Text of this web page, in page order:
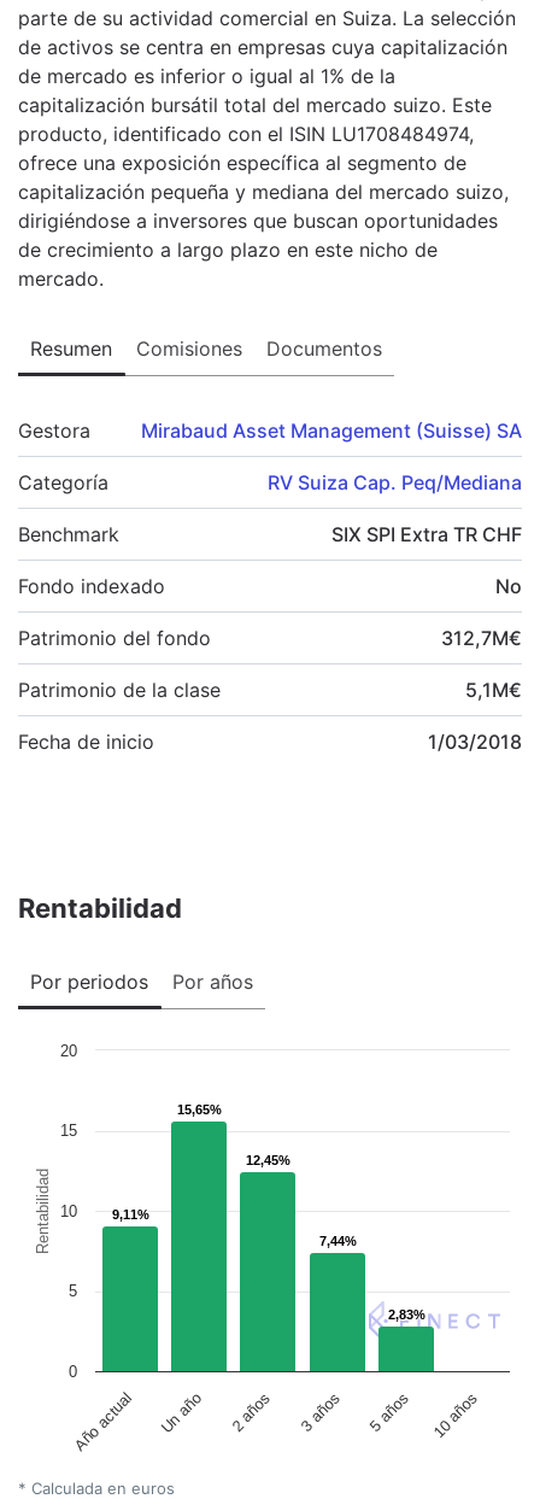
parte de su actividad comercial en Suiza. La selección
de activos se centra en empresas cuya capitalización
de mercado es inferior o igual al 1% de la
capitalización bursátil total del mercado suizo. Este
producto, identificado con el ISIN LU1708484974,
ofrece una exposición específica al segmento de
capitalización pequeña y mediana del mercado suizo,
dirigiéndose a inversores que buscan oportunidades
de crecimiento a largo plazo en este nicho de
mercado.
Resumen Comisiones Documentos
Gestora Mirabaud Asset Management (Suisse) SA
Categoría RV Suiza Cap. Peq/Mediana
Benchmark SIX SPI Extra TR CHF
Fondo indexado No
Patrimonio del fondo 312,7M€
Patrimonio de la clase 5,1M€
Fecha de inicio 1/03/2018
Rentabilidad
Por periodos Por años
Rentabilidad 9,11%
9,11%
15,65%
15,65%
12,45%
12,45%
7,44%
7,44%
2,83%
2,83%
Año actual Un año 2 años 3 años 5 años 10 años
0
5
10
15
20
* Calculada en euros